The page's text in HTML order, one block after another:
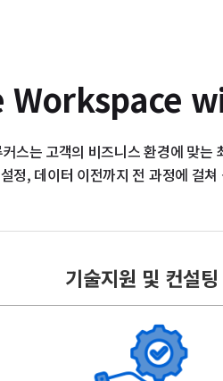
Workspace
스는 고객의 비즈니스 환경에 맞
정, 데이터 이전까지 전 과정에 걸
기술지원 및 컨설팅